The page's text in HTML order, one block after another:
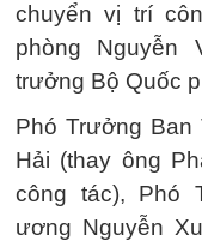
chuyển vị trí
phòng Nguyễn
trưởng Bộ Quốc
Phó Trưởng
Hải (thay ông
công tác), Phó
ương Nguyễn